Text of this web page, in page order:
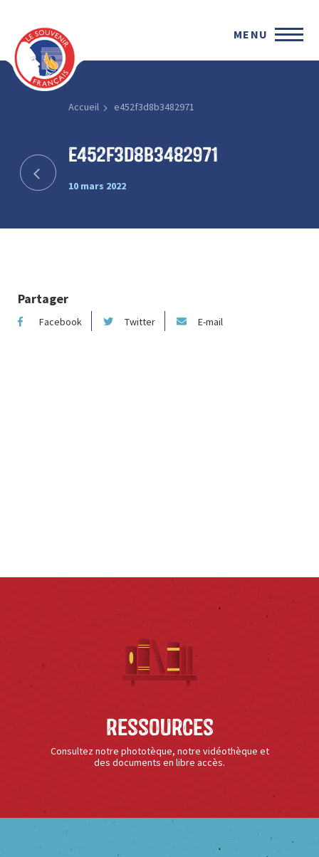
MENU
Accueil e452f3d8b3482971
e452f3d8b3482971
10 mars 2022
Partager
Facebook Twitter E-mail
Ressources
Consultez notre phototèque, notre vidéothèque et
des documents en libre accès.